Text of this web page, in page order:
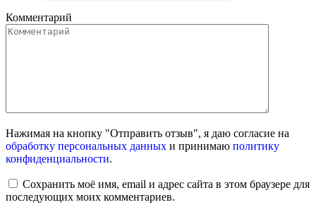
Комментарий
Нажимая на кнопку "Отправить отзыв", я даю согласие на
обработку персональных данных и принимаю политику
конфиденциальности.
Сохранить моё имя, email и адрес сайта в этом браузере для
последующих моих комментариев.